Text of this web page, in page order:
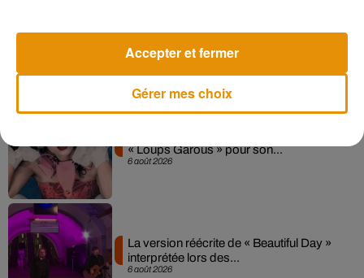
7 août 2026
6 août 2026
« Loups Garous » pour son...
6 août 2026
La version réécrite de « Beautiful Day »
interprétée lors des...
Gérer mes choix
Accepter et fermer